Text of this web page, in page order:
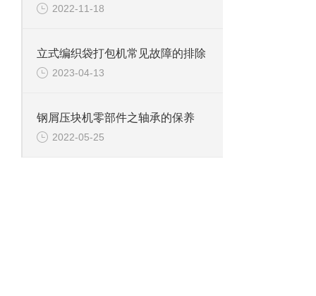
2022-11-18
立式编织袋打包机常见故障的排除
2023-04-13
钢屑压块机零部件之轴承的保养
2022-05-25